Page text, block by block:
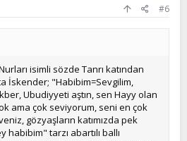
#6
isimli sözde Tanrı katından
İskender; "Habibim=Sevgilim,
Ubudiyyeti aştın, sen Hayy olan
ama çok seviyorum, seni en çok
gözyaşların katımızda pek
habibim" tarzı abartılı ballı